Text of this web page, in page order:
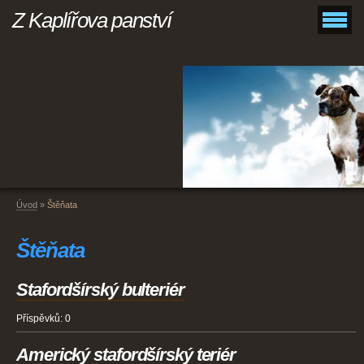
Z Kaplířova panství
Úvod » Štěňata
Štěňata
Stafordšírský bulteriér
Příspěvků: 0
Americký stafordšírský teriér